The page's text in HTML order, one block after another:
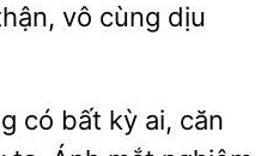
vô
có bất kỳ ai, căn